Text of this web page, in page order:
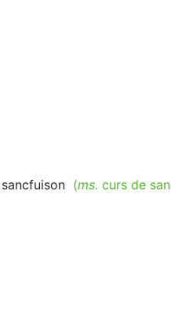
(ms. curs de